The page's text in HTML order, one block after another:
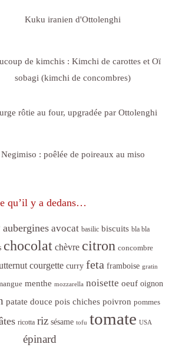
Kuku iranien d'Ottolenghi
de kimchis : Kimchi de carottes et Oï
sobagi (kimchi de concombres)
rôtie au four, upgradée par Ottolenghi
Negimiso : poêlée de poireaux au miso
qu’il y a dedans…
aubergines avocat basilic biscuits bla bla
chocolat chèvre citron concombre
courgette curry feta framboise gratin
menthe mozzarella noisette oeuf oignon
patate douce pois chiches poivron pommes
ricotta riz sésame tofu tomate USA
épinard